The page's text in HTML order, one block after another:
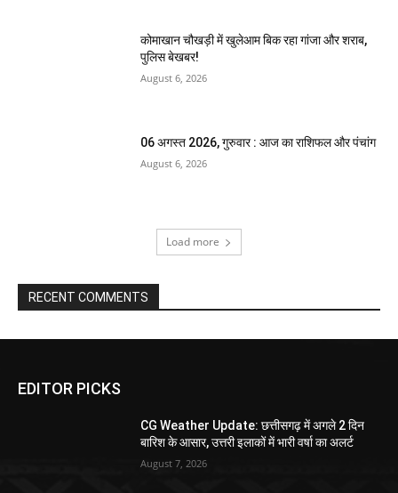
कोमाखान चौखड़ी में खुलेआम बिक रहा गांजा और शराब,
पुलिस बेखबर!
August 6, 2026
06 अगस्त 2026, गुरुवार : आज का राशिफल और पंचांग
August 6, 2026
Load more
RECENT COMMENTS
EDITOR PICKS
CG Weather Update: छत्तीसगढ़ में अगले 2 दिन
बारिश के आसार, उत्तरी इलाकों में भारी वर्षा का अलर्ट
August 7, 2026